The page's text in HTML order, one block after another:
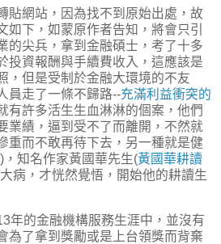
貼網站，因為找不到原始出處，故
如下，如蒙原作者告知，將會只引
的尖兵，拿到金融碩士，考了十多
投資報酬與手續費收入，這應該是
，但是受制於金融大環境的不友
員走了一條不歸路--充滿利益衝突的
有許多活生生血淋淋的個案，他們
業績，逼到受不了而離開，不然就
重而不敢再待下去，另一種就是健
知名作家黃國華先生(黃國華耕讀
病，才恍然覺悟，開始他的耕讀生
年的金融機構服務生涯中，並沒有
為了拿到獎勵或是上台領獎而背棄